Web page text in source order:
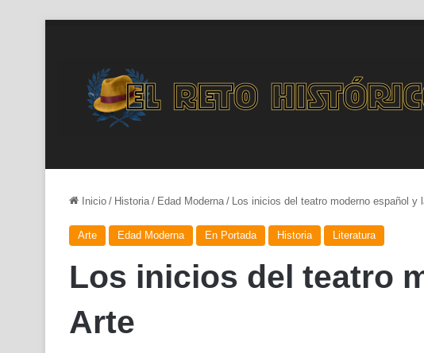
Inicio / Historia / Edad Moderna / Los inicios del teatro moderno español y
Arte Edad Moderna En Portada Historia Literatura
Los inicios del teatro
Arte